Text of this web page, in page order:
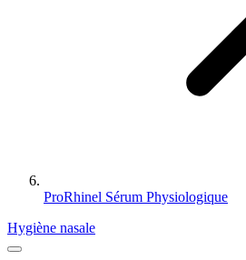
ProRhinel Sérum Physiologique
Hygiène nasale